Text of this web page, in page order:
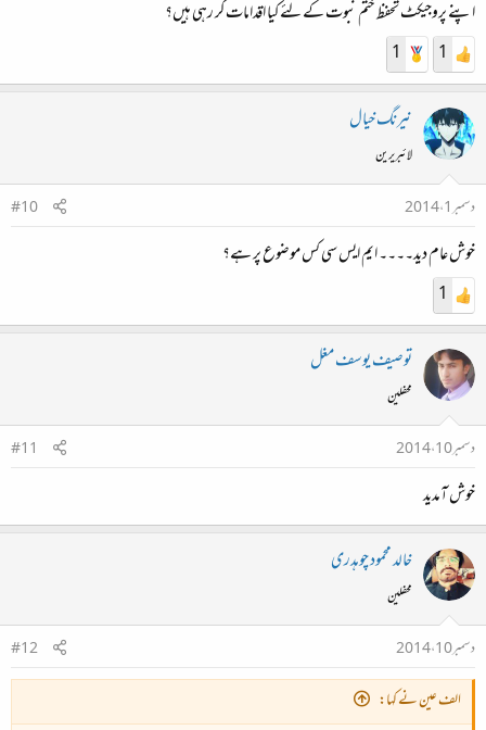
اپنے پروجیکٹ تحفظ ختم نبوت کے لئے کیا اقدامات کر رہی ہیں؟
1
1
نیرنگ خیال
لائبریرین
دسمبر 1، 2014
#10
خوش عام دید۔۔۔۔ ایم ایس سی کس موضوع پر ہے؟
1
توصیف یوسف مغل
محفلین
دسمبر 10، 2014
#11
خوش آمدید
خالد محمود چوہدری
محفلین
دسمبر 10، 2014
#12
الف عین نے کہا: